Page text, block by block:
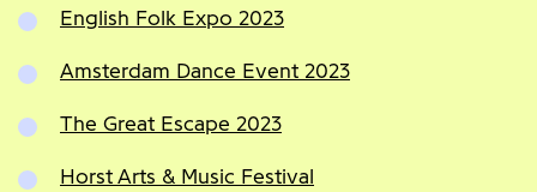
English Folk Expo 2023
Amsterdam Dance Event 2023
The Great Escape 2023
Horst Arts & Music Festival